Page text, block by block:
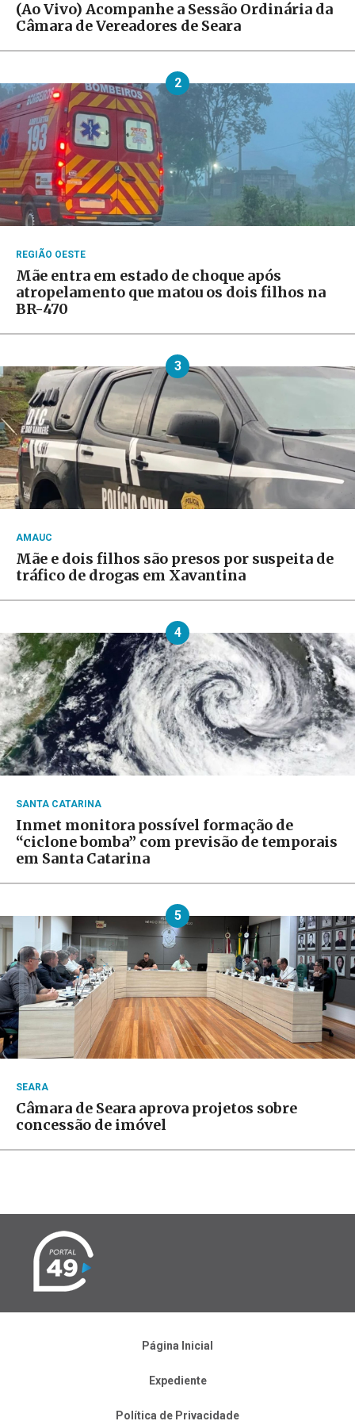
(Ao Vivo) Acompanhe a Sessão Ordinária da
Câmara de Vereadores de Seara
2
REGIÃO OESTE
Mãe entra em estado de choque após
atropelamento que matou os dois filhos na
BR-470
3
AMAUC
Mãe e dois filhos são presos por suspeita de
tráfico de drogas em Xavantina
4
SANTA CATARINA
Inmet monitora possível formação de
“ciclone bomba” com previsão de temporais
em Santa Catarina
5
SEARA
Câmara de Seara aprova projetos sobre
concessão de imóvel
Página Inicial
Expediente
Política de Privacidade